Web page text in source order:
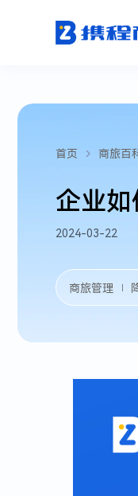
首页 商旅百
企业
2024-03-22
商旅管理